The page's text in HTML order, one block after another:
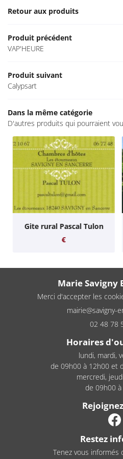
CULTURE
ACTUALITÉS
Retour aux produits
Produit précédent
VAP'HEURE
Produit suivant
Calypsart
Dans la même catégorie
D'autres produits qui pourraient
Gite rural Pascal Tulon
Marie Savigny
Merci d'accepter les
02 48 78
Horaires
lundi, mardi,
de 09h00 à 12h00 et
mercredi,
de 09h00
Restez
Tenez vous informés